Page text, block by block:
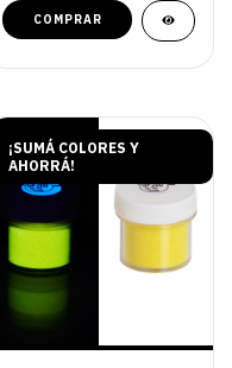
COMPRAR
¡SUMÁ COLORES Y
AHORRÁ!